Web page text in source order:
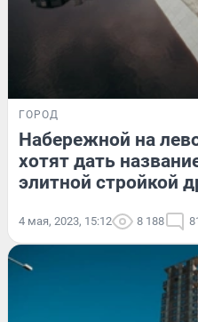
ГОРОД
Набережной на
хотят дать
элитной стройкой
4 мая, 2023, 15:12 8 188